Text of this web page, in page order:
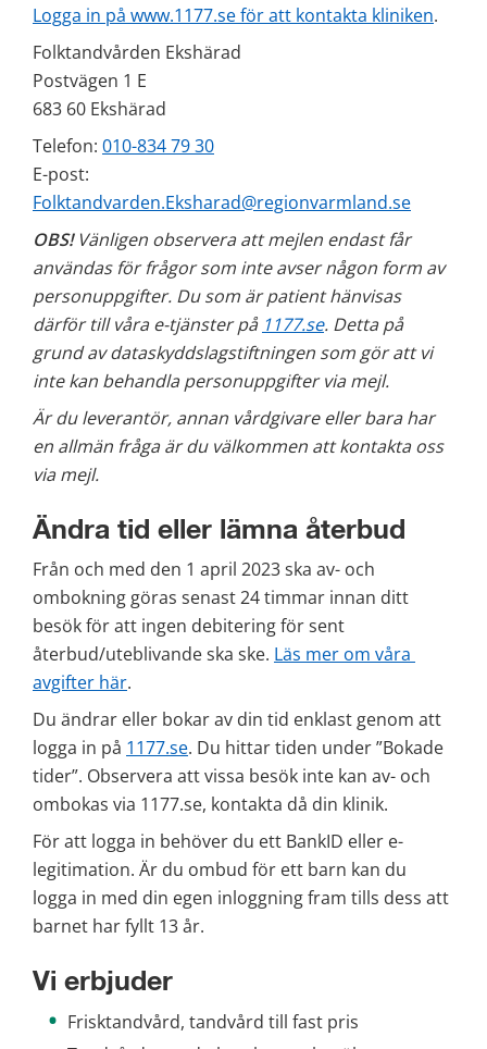
Logga in på www.1177.se för att kontakta kliniken.
Folktandvården Ekshärad
Postvägen 1 E
683 60 Ekshärad
Telefon: 010-834 79 30
Folktandvarden.Eksharad@regionvarmland.se
OBS! Vänligen observera att mejlen endast får
användas för frågor som inte avser någon form av
personuppgifter. Du som är patient hänvisas
därför till våra e-tjänster på 1177.se. Detta på
grund av dataskyddslagstiftningen som gör att vi
inte kan behandla personuppgifter via mejl.
Är du leverantör, annan vårdgivare eller bara har
en allmän fråga är du välkommen att kontakta oss
via mejl.
Ändra tid eller lämna återbud
Från och med den 1 april 2023 ska av- och
ombokning göras senast 24 timmar innan ditt
besök för att ingen debitering för sent
återbud/uteblivande ska ske. Läs mer om våra
avgifter här.
Du ändrar eller bokar av din tid enklast genom att
logga in på 1177.se. Du hittar tiden under ”Bokade
tider”. Observera att vissa besök inte kan av- och
ombokas via 1177.se, kontakta då din klinik.
För att logga in behöver du ett BankID eller e-
legitimation. Är du ombud för ett barn kan du
logga in med din egen inloggning fram tills dess att
barnet har fyllt 13 år.
Vi erbjuder
Frisktandvård, tandvård till fast pris